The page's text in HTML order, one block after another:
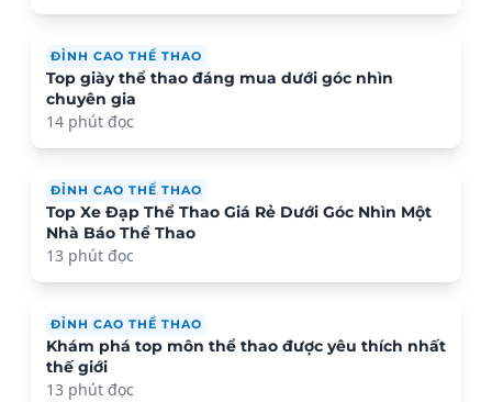
ĐỈNH CAO THỂ THAO
Top giày thể thao đáng mua dưới góc nhìn
chuyên gia
14 phút đọc
ĐỈNH CAO THỂ THAO
Top Xe Đạp Thể Thao Giá Rẻ Dưới Góc Nhìn Một
Nhà Báo Thể Thao
13 phút đọc
ĐỈNH CAO THỂ THAO
Khám phá top môn thể thao được yêu thích nhất
thế giới
13 phút đọc